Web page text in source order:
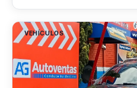
VEHÍCULOS